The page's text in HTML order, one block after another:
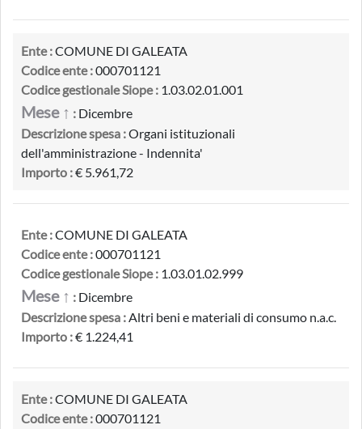
Ente :COMUNE DI GALEATA
Codice ente :000701121
Codice gestionale Siope : 1.03.02.01.001
Mese ↑ : Dicembre
Descrizione spesa :Organi istituzionali
dell'amministrazione - Indennita'
Importo :€ 5.961,72
Ente :COMUNE DI GALEATA
Codice ente :000701121
Codice gestionale Siope : 1.03.01.02.999
Mese ↑ : Dicembre
Descrizione spesa :Altri beni e materiali di consumo n.a.c.
Importo :€ 1.224,41
Ente :COMUNE DI GALEATA
Codice ente :000701121